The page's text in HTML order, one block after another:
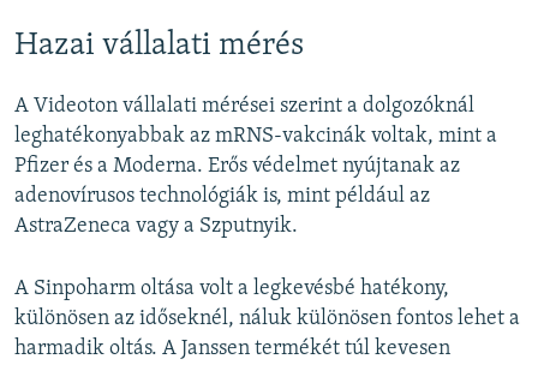
Hazai vállalati mérés
A Videoton vállalati mérései szerint a dolgozóknál
leghatékonyabbak az mRNS-vakcinák voltak, mint a
Pfizer és a Moderna. Erős védelmet nyújtanak az
adenovírusos technológiák is, mint például az
AstraZeneca vagy a Szputnyik.
A Sinpoharm oltása volt a legkevésbé hatékony,
különösen az időseknél, náluk különösen fontos lehet a
harmadik oltás. A Janssen termékét túl kevesen